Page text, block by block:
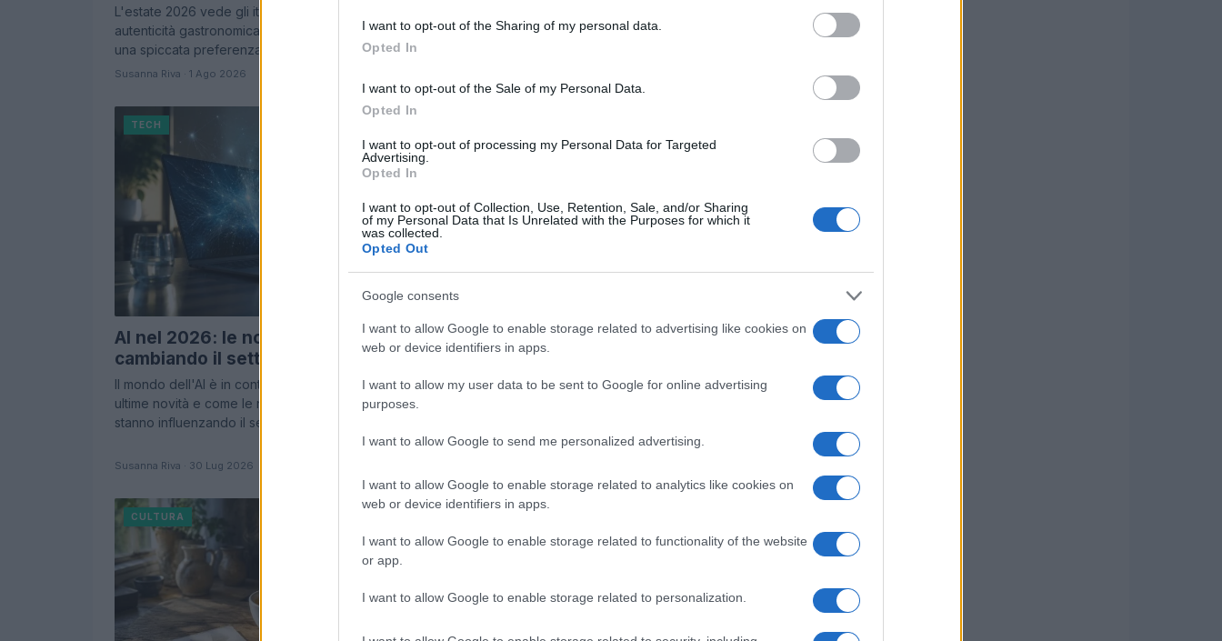
I want to opt-out of the Sharing of my personal data.
Opted In
I want to opt-out of the Sale of my Personal Data.
Opted In
I want to opt-out of processing my Personal Data for Targeted
Advertising.
Opted In
I want to opt-out of Collection, Use, Retention, Sale, and/or Sharing
of my Personal Data that Is Unrelated with the Purposes for which it
was collected.
Opted Out
Google consents
I want to allow Google to enable storage related to advertising like cookies on
web or device identifiers in apps.
I want to allow my user data to be sent to Google for online advertising
purposes.
I want to allow Google to send me personalized advertising.
I want to allow Google to enable storage related to analytics like cookies on
web or device identifiers in apps.
I want to allow Google to enable storage related to functionality of the website
or app.
I want to allow Google to enable storage related to personalization.
L'estate 2026 vede gli italiani alla ricerca di
autenticità gastronomica durante le vacanze, con
una spiccata preferenza per i sapori locali e…
Susanna Riva · 1 Ago 2026
novità che stanno definendo il panorama…
TECH
AI nel 2026: le novità che stanno
cambiando il settore tecnologico
Il mondo dell'AI è in continua evoluzione. Scopri le
ultime novità e come le nuove regolamentazioni
stanno influenzando il settore.
Susanna Riva · 30 Lug 2026
Come progettare una smart city con
interoperabilità reale
Un percorso chiaro per progettare piattaforme
lock-in.
CULTURA